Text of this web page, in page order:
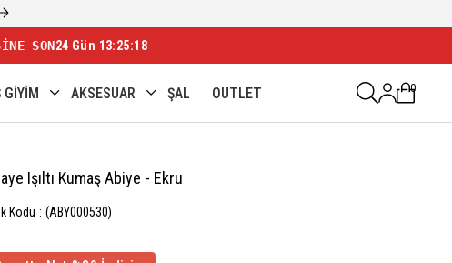
SON24 Gün 13:25:14
GİYİM AKSESUAR ŞAL OUTLET 0
Işıltı Kumaş Abiye - Ekru
Kodu (ABY000530)